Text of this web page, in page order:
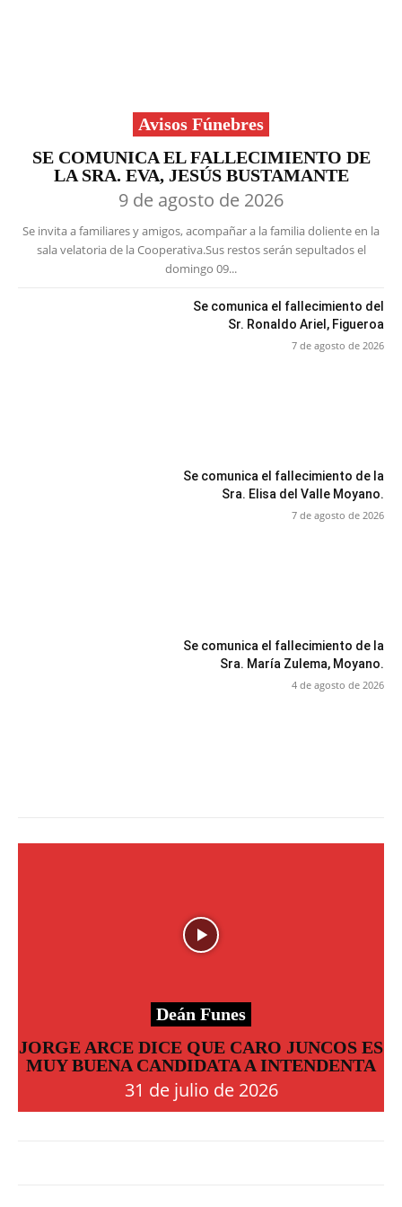
Avisos Fúnebres
SE COMUNICA EL FALLECIMIENTO DE
LA SRA. EVA, JESÚS BUSTAMANTE
9 de agosto de 2026
Se invita a familiares y amigos, acompañar a la familia doliente en la
sala velatoria de la Cooperativa.Sus restos serán sepultados el
domingo 09...
Se comunica el fallecimiento del
Sr. Ronaldo Ariel, Figueroa
7 de agosto de 2026
Se comunica el fallecimiento de la
Sra. Elisa del Valle Moyano.
7 de agosto de 2026
Se comunica el fallecimiento de la
Sra. María Zulema, Moyano.
4 de agosto de 2026
Deán Funes
JORGE ARCE DICE QUE CARO JUNCOS ES
MUY BUENA CANDIDATA A INTENDENTA
31 de julio de 2026